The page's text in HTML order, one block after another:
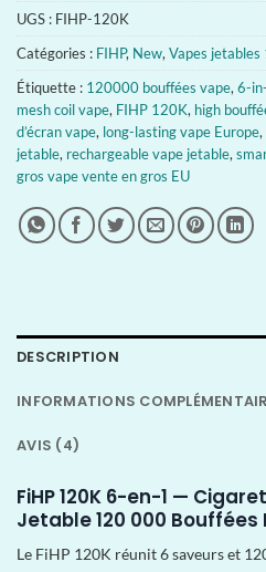
UGS : FIHP-120K
Catégories : FIHP, New, Vapes
Étiquette : 120000 bouffées vape, 6-
mesh coil vape, FIHP 120K, high
d’écran vape, long-lasting vape Europe,
jetable, rechargeable vape jetable,
gros vape vente en gros EU
DESCRIPTION
INFORMATIONS
AVIS (4)
FiHP 120K 6-en-1 —
Jetable 120 000
Le FiHP 120K réunit 6 saveurs et